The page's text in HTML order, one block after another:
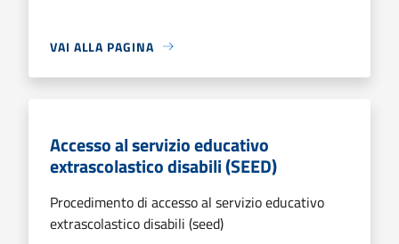
VAI ALLA PAGINA
Accesso al servizio educativo
extrascolastico disabili (SEED)
Procedimento di accesso al servizio educativo
extrascolastico disabili (seed)